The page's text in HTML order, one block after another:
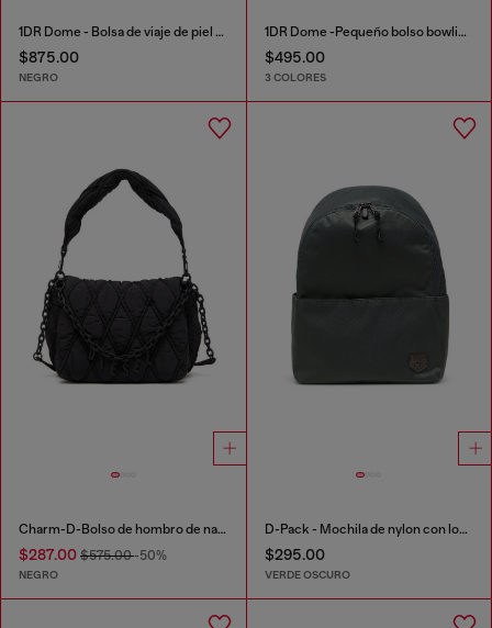
1DR Dome - Bolsa de viaje de piel con Logo Oval D
$875.00
NEGRO
1DR Dome -Pequeño bolso bowling de cuero
$495.00
3 COLORES
Charm-D-Bolso de hombro de nailon acolchado
$287.00 $575.00-50%
NEGRO
D-Pack - Mochila de nylon con logo emblema
$295.00
VERDE OSCURO